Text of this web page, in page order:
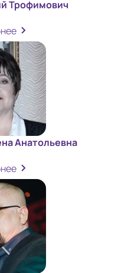
Трофимович
Анатольевна